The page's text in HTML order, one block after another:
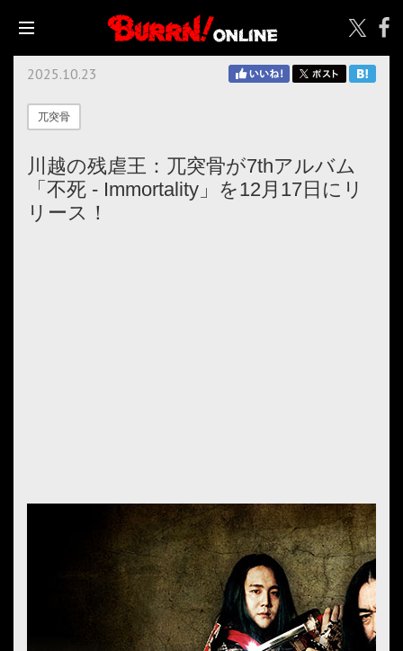
2025.10.23
兀突骨
川越の残虐王：兀突骨が7thアルバム
「不死 - Immortality」を12月17日にリ
リース！